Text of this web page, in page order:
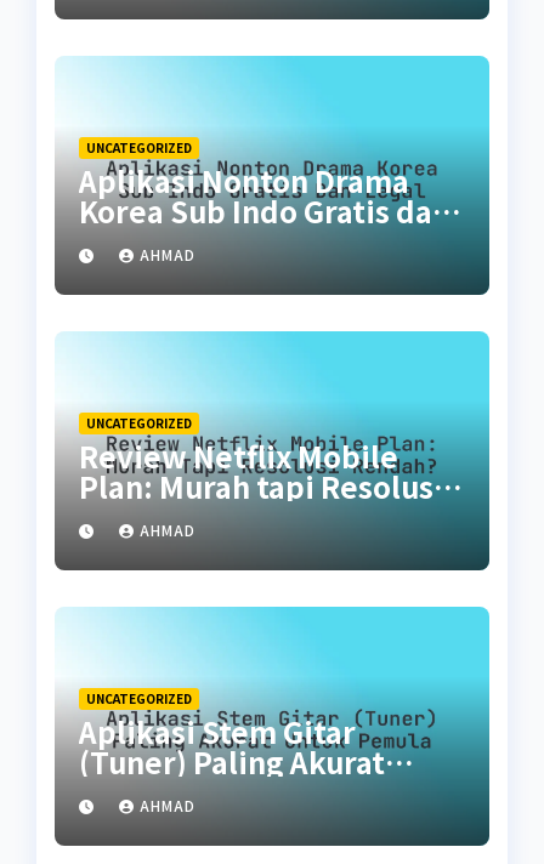
UNCATEGORIZED
Aplikasi Nonton Drama
Korea Sub Indo Gratis dan
LegalAHMAD
UNCATEGORIZED
Review Netflix Mobile
Plan: Murah tapi Resolusi
Rendah?
AHMAD
UNCATEGORIZED
Aplikasi Stem Gitar
(Tuner) Paling Akurat
untuk Pemula
AHMAD